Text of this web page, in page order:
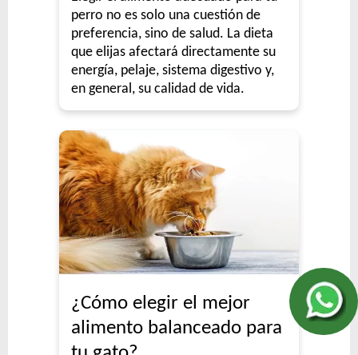
perro no es solo una cuestión de
preferencia, sino de salud. La dieta
que elijas afectará directamente su
energía, pelaje, sistema digestivo y,
en general, su calidad de vida.
¿Cómo elegir el mejor
alimento balanceado para